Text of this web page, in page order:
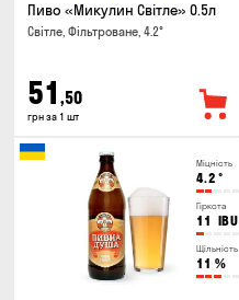
Пиво «Микулин Світле» 0.5л
Світле, Фільтроване, 4.2°
51 ,50
грн за 1 шт
Міцність
4.2 °
Гіркота
11 IBU
Щільність
11 %